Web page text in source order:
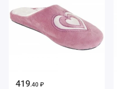
419.40 ₽